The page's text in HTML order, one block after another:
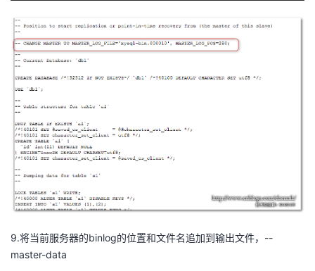
9.将当前服务器的binlog的位置和文件名追加到输出文件，--
master-data